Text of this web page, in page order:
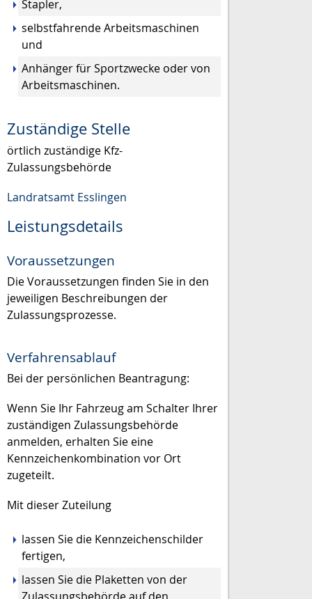
Stapler,
selbstfahrende Arbeitsmaschinen
und
Anhänger für Sportzwecke oder von
Arbeitsmaschinen.
Zuständige Stelle
örtlich zuständige Kfz-
Zulassungsbehörde
Landratsamt Esslingen
Leistungsdetails
Voraussetzungen
Die Voraussetzungen finden Sie in den
jeweiligen Beschreibungen der
Zulassungsprozesse.
Verfahrensablauf
Bei der persönlichen Beantragung:
Wenn Sie Ihr Fahrzeug am Schalter Ihrer
zuständigen Zulassungsbehörde
anmelden, erhalten Sie eine
Kennzeichenkombination vor Ort
zugeteilt.
Mit dieser Zuteilung
lassen Sie die Kennzeichenschilder
fertigen,
lassen Sie die Plaketten von der
Zulassungsbehörde auf den